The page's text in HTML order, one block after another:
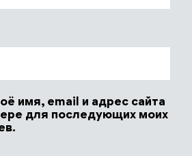
имя, email и адрес сайта
для последующих моих